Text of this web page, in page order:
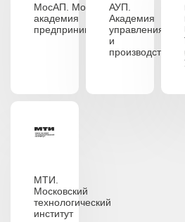
МосАП. Московская
академия
предпринимательства
АУП.
Академия
управления
и
производства
МТИ.
Московский
технологический
институт